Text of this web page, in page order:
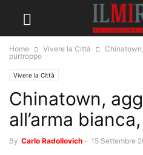
Home Vivere la Città
purtroppo
Vivere la Città
Chinatown,
all’arma
By Carlo Radollovich - 15 Settembre